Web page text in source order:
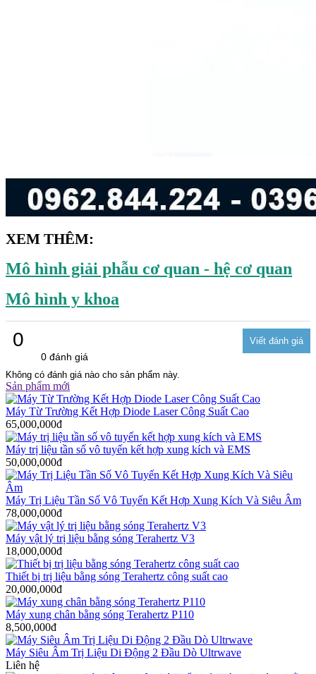
XEM THÊM:
Mô hình giải phẫu cơ quan - hệ cơ quan
Mô hình y khoa
0
0 đánh giá
Không có đánh giá nào cho sản phẩm này.
Sản phẩm mới
Máy Từ Trường Kết Hợp Diode Laser Công Suất Cao
65,000,000đ
Máy trị liệu tần số vô tuyến kết hợp xung kích và EMS
50,000,000đ
Máy Trị Liệu Tần Số Vô Tuyến Kết Hợp Xung Kích Và Siêu Âm
78,000,000đ
Máy vật lý trị liệu bằng sóng Terahertz V3
18,000,000đ
Thiết bị trị liệu bằng sóng Terahertz công suất cao
20,000,000đ
Máy xung chân bằng sóng Terahertz P110
8,500,000đ
Máy Siêu Âm Trị Liệu Di Động 2 Đầu Dò Ultrwave
Liên hệ